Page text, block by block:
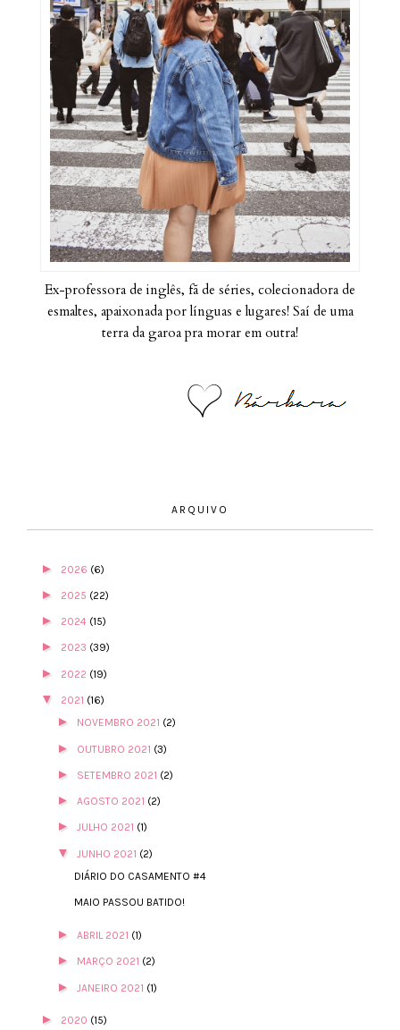
Ex-professora de inglês, fã de séries, colecionadora de
esmaltes, apaixonada por línguas e lugares! Saí de uma
terra da garoa pra morar em outra!
ARQUIVO
► 2026 (6)
► 2025 (22)
► 2024 (15)
► 2023 (39)
► 2022 (19)
▼ 2021 (16)
► NOVEMBRO 2021 (2)
► OUTUBRO 2021 (3)
► SETEMBRO 2021 (2)
► AGOSTO 2021 (2)
► JULHO 2021 (1)
▼ JUNHO 2021 (2)
DIÁRIO DO CASAMENTO #4
MAIO PASSOU BATIDO!
► ABRIL 2021 (1)
► MARÇO 2021 (2)
► JANEIRO 2021 (1)
► 2020 (15)